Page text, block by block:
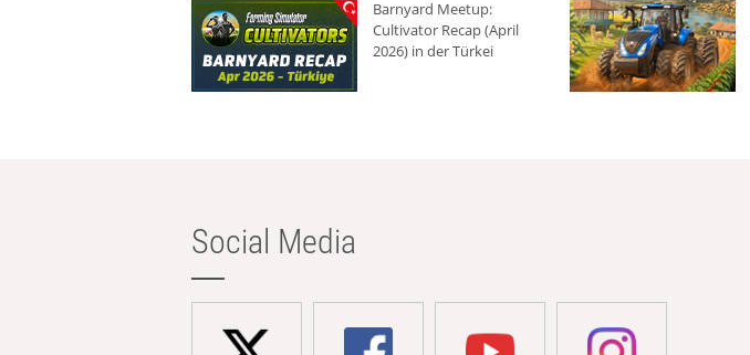
Barnyard Meetup:
Cultivator Recap (April
2026) in der Türkei
Social Media